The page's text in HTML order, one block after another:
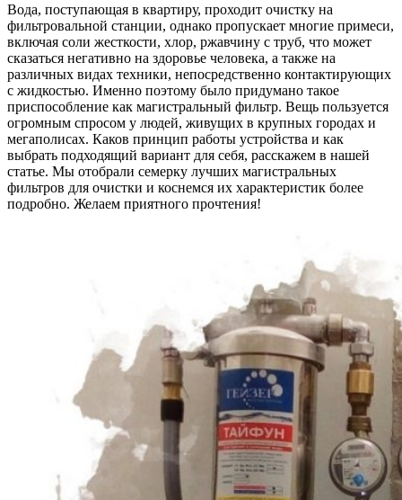
Вода, поступающая в квартиру, проходит очистку на
фильтровальной станции, однако пропускает многие примеси,
включая соли жесткости, хлор, ржавчину с труб, что может
сказаться негативно на здоровье человека, а также на
различных видах техники, непосредственно контактирующих
с жидкостью. Именно поэтому было придумано такое
приспособление как магистральный фильтр. Вещь пользуется
огромным спросом у людей, живущих в крупных городах и
мегаполисах. Каков принцип работы устройства и как
выбрать подходящий вариант для себя, расскажем в нашей
статье. Мы отобрали семерку лучших магистральных
фильтров для очистки и коснемся их характеристик более
подробно. Желаем приятного прочтения!